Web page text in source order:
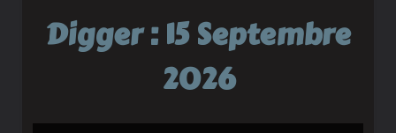
Digger : 15 Septembre
2026